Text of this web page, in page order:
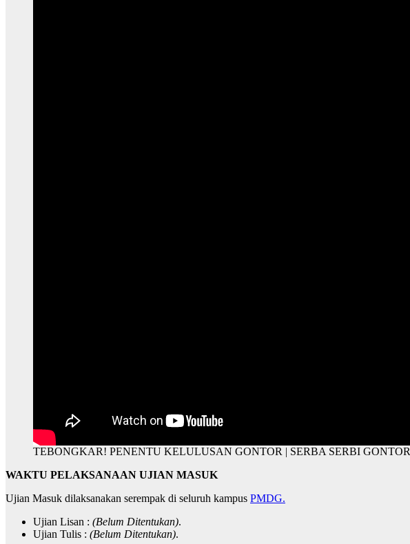
TEBONGKAR! PENENTU KELULUSAN GONTOR | SERBA SERBI GONTOR
WAKTU PELAKSANAAN UJIAN MASUK
Ujian Masuk dilaksanakan serempak di seluruh kampus PMDG.
Ujian Lisan : (Belum Ditentukan).
Ujian Tulis : (Belum Ditentukan).